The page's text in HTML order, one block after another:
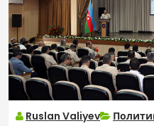
Ruslan Valiyev